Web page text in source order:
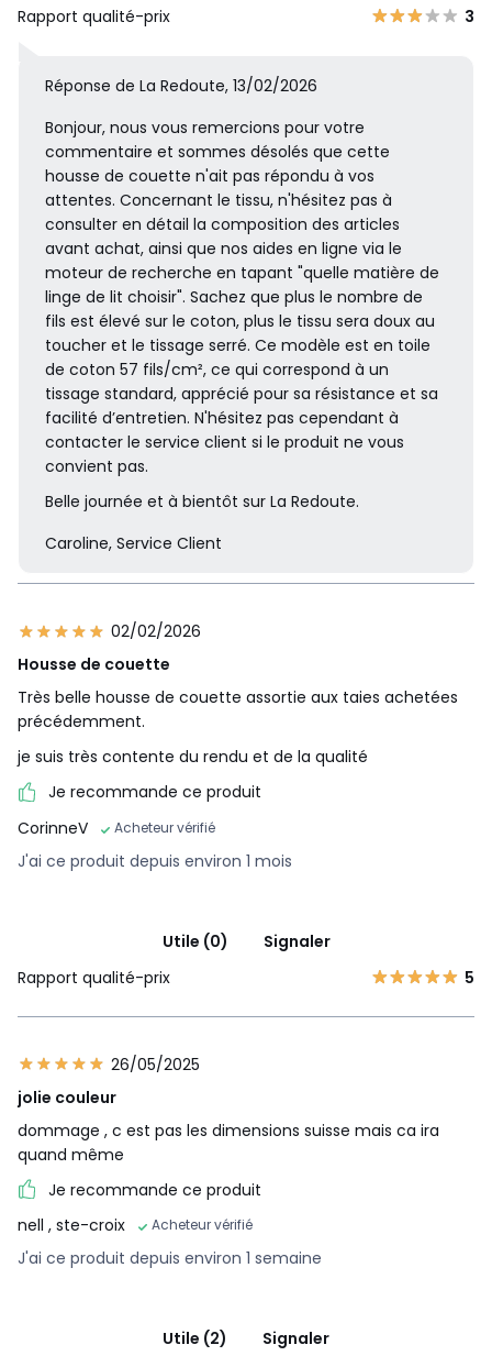
Rapport qualité-prix
3
Réponse de La Redoute, 13/02/2026
Bonjour, nous vous remercions pour votre
commentaire et sommes désolés que cette
housse de couette n'ait pas répondu à vos
attentes. Concernant le tissu, n'hésitez pas à
consulter en détail la composition des articles
avant achat, ainsi que nos aides en ligne via le
moteur de recherche en tapant "quelle matière de
linge de lit choisir". Sachez que plus le nombre de
fils est élevé sur le coton, plus le tissu sera doux au
toucher et le tissage serré. Ce modèle est en toile
de coton 57 fils/cm², ce qui correspond à un
tissage standard, apprécié pour sa résistance et sa
facilité d’entretien. N'hésitez pas cependant à
contacter le service client si le produit ne vous
convient pas.
Belle journée et à bientôt sur La Redoute.
Caroline, Service Client
02/02/2026
Housse de couette
Très belle housse de couette assortie aux taies achetées
précédemment.
je suis très contente du rendu et de la qualité
Je recommande ce produit
CorinneV
Acheteur vérifié
J'ai ce produit depuis environ 1 mois
Utile (0)
Signaler
Rapport qualité-prix
5
26/05/2025
jolie couleur
dommage , c est pas les dimensions suisse mais ca ira
quand même
Je recommande ce produit
nell , ste-croix Acheteur vérifié
J'ai ce produit depuis environ 1 semaine
Utile (2) Signaler